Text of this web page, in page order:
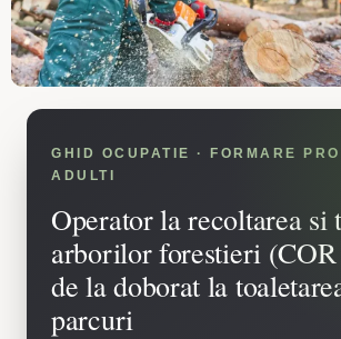
GHID OCUPATIE · FORMARE
ADULTI
Operator la recoltarea si
arborilor forestieri
de la doborat la
parcuri